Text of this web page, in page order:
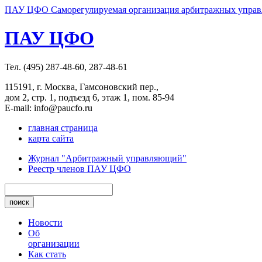
ПАУ ЦФО Саморегулируемая организация арбитражных
ПАУ ЦФО
Тел. (495) 287-48-60, 287-48-61
115191, г. Москва, Гамсоновский пер.,
дом 2, стр. 1, подъезд 6, этаж 1, пом. 85-94
E-mail: info@paucfo.ru
главная страница
карта сайта
Журнал "Арбитражный управляющий"
Реестр членов ПАУ ЦФО
Новости
Об
организации
Как стать